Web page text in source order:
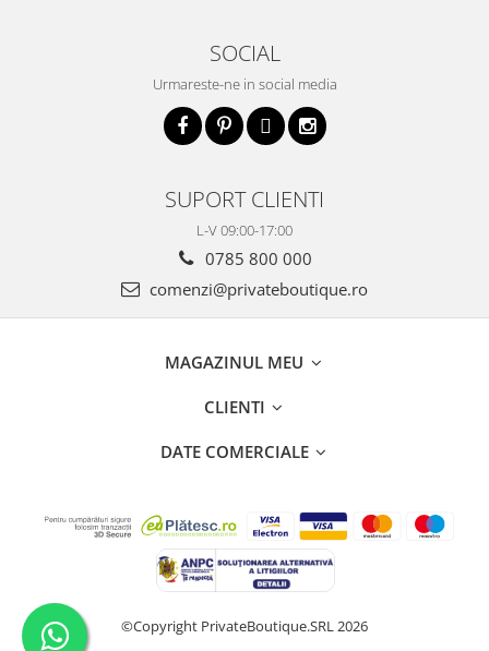
SOCIAL
Urmareste-ne in social media
SUPORT CLIENTI
L-V 09:00-17:00
0785 800 000
comenzi@privateboutique.ro
MAGAZINUL MEU
CLIENTI
DATE COMERCIALE
©Copyright PrivateBoutique.SRL 2026